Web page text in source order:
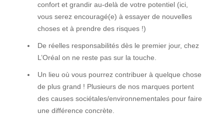
confort et grandir au-delà de votre potentiel (ici,
vous serez encouragé(e) à essayer de nouvelles
choses et à prendre des risques !)
De réelles responsabilités dès le premier jour, chez
L’Oréal on ne reste pas sur la touche.
Un lieu où vous pourrez contribuer à quelque chose
de plus grand ! Plusieurs de nos marques portent
des causes sociétales/environnementales pour faire
une différence concrète.